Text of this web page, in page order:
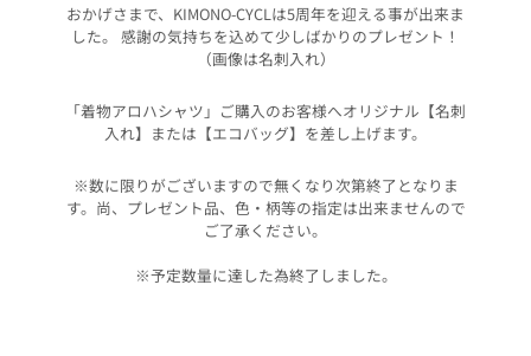
おかげさまで、KIMONO-CYCLは5周年を迎える事が出来ま
した。 感謝の気持ちを込めて少しばかりのプレゼント！
（画像は名刺入れ）
「着物アロハシャツ」ご購入のお客様へオリジナル【名刺
入れ】または【エコバッグ】を差し上げます。
※数に限りがございますので無くなり次第終了となりま
す。尚、プレゼント品、色・柄等の指定は出来ませんので
ご了承ください。
※予定数量に達した為終了しました。